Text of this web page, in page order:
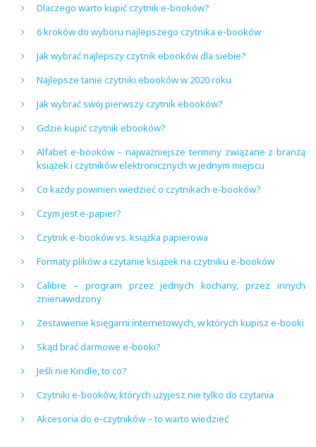
Dlaczego warto kupić czytnik e-booków?
6 kroków do wyboru najlepszego czytnika e-booków
Jak wybrać najlepszy czytnik ebooków dla siebie?
Najlepsze tanie czytniki ebooków w 2020 roku
Jak wybrać swój pierwszy czytnik ebooków?
Gdzie kupić czytnik ebooków?
Alfabet e-booków – najważniejsze terminy związane z branżą
książek i czytników elektronicznych w jednym miejscu
Co każdy powinien wiedzieć o czytnikach e-booków?
Czym jest e-papier?
Czytnik e-booków vs. książka papierowa
Formaty plików a czytanie książek na czytniku e-booków
Calibre – program przez jednych kochany, przez innych
znienawidzony
Zestawienie księgarni internetowych, w których kupisz e-booki
Skąd brać darmowe e-booki?
Jeśli nie Kindle, to co?
Czytniki e-booków, których użyjesz nie tylko do czytania
Akcesoria do e-czytników – to warto wiedzieć